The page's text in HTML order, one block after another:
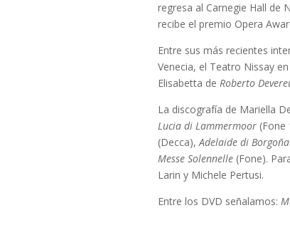
regresa al Carnegie Hall de
recibe el premio Opera
Entre sus más recientes
Venecia, el Teatro Nissay
Elisabetta de Roberto
La discografía de Mariella
Lucia di Lammermoor (Fone
(Decca),Adelaide di Borgoña
Messe Solennelle (Fone).
Larin y Michele Pertusi.
Entre los DVD señalamos: